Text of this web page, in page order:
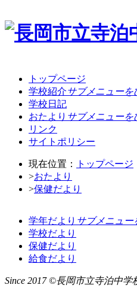
トップページ
学校紹介サブメニューを
学校日記
おたより サブメニューを
リンク
サイトポリシー
現在位置：
トップページ
>おたより
>保健だより
学年だより サブメニュー
学校だより
保健だより
給食だより
Since 2017 ©長岡市立寺泊中学